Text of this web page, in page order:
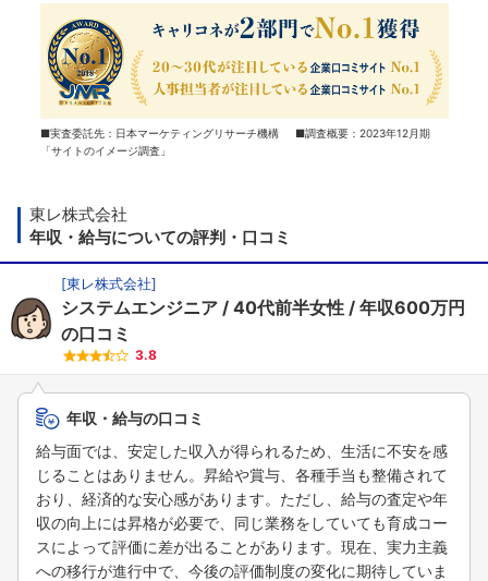
■実査委託先：日本マーケティングリサーチ機構 ■調査概要：2023年12月期
「サイトのイメージ調査」
東レ株式会社
年収・給与についての評判・口コミ
[東レ株式会社]
システムエンジニア 40代前半女性
年収600万円
の口コミ
3.8
年収・給与の口コミ
給与面では、安定した収入が得られるため、生活に不安を感
じることはありません。昇給や賞与、各種手当も整備されて
おり、経済的な安心感があります。ただし、給与の査定や年
収の向上には昇格が必要で、同じ業務をしていても育成コー
スによって評価に差が出ることがあります。現在、実力主義
への移行が進行中で、今後の評価制度の変化に期待していま